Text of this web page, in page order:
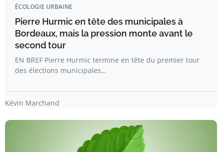
ÉCOLOGIE URBAINE
Pierre Hurmic en tête des municipales à
Bordeaux, mais la pression monte avant le
second tour
EN BREF Pierre Hurmic termine en tête du premier tour
des élections municipales…
Kévin Marchand